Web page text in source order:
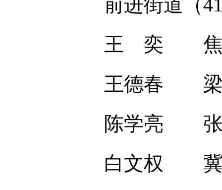
前进街道（
王 奕 焦
王德春 梁
陈学亮 张
白文权 冀